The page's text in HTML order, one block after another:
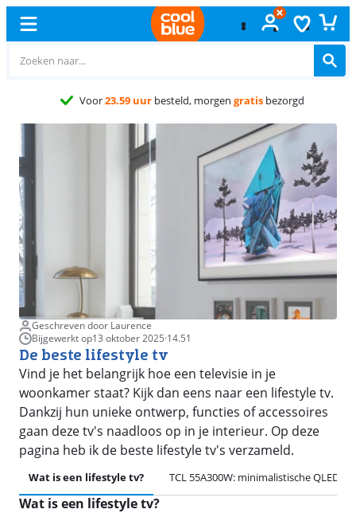
Gratisruilen
Geschreven door Laurence
Bijgewerkt op13 oktober 2025·14.51
De beste lifestyle tv
Vind je het belangrijk hoe een televisie in je
woonkamer staat? Kijk dan eens naar een lifestyle tv.
Dankzij hun unieke ontwerp, functies of accessoires
gaan deze tv's naadloos op in je interieur. Op deze
pagina heb ik de beste lifestyle tv's verzameld.
Wat is een lifestyle tv? TCL 55A300W: minimalistische QLED tv
Wat is een lifestyle tv?